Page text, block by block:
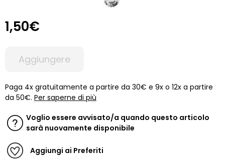
1,50€
Aggiungere
Paga 4x gratuitamente a partire da 30€ e 9x o 12x a partire
da 50€. Per saperne di più
Voglio essere avvisato/a quando questo articolo
sarà nuovamente disponibile
Aggiungi ai Preferiti